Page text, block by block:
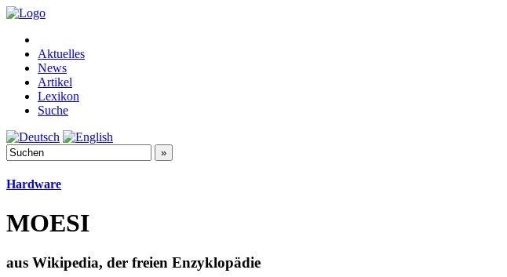
Aktuelles
News
Artikel
Lexikon
Suche
Hardware
MOESI
aus Wikipedia, der freien Enzyklopädie